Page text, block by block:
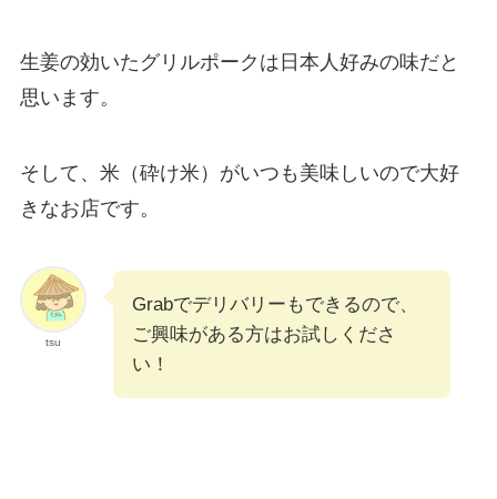
生姜の効いたグリルポークは日本人好みの味だと
思います。
そして、米（砕け米）がいつも美味しいので大好
きなお店です。
tsu
Grabでデリバリーもできるので、
ご興味がある方はお試しくださ
い！